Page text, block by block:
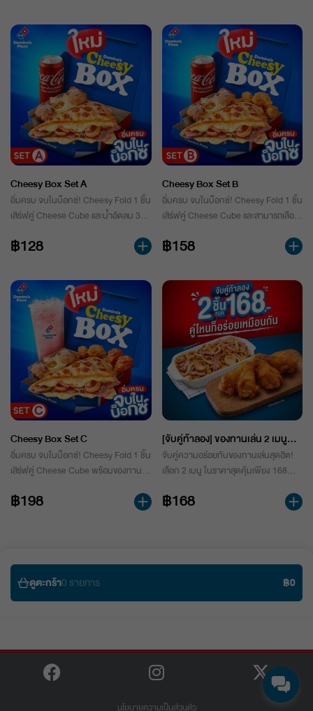
เครื่องดื่มน้ำอัดลม 1 ขวด
และ Cinna Bites พร้อมเครื่องดื่มน้ำ
อัดลมขนาด
Cheesy Box Set A
อิ่มครบ จบในบ็อกซ์! Cheesy Fold 1 ชิ้น
เสิร์ฟคู่ Cheese Cube และน้ำอัดลม 325
กล่องเดียว
฿128
Cheesy Box Set B
อิ่มครบ จบในบ็อกซ์! Cheesy Fold 1 ชิ้น
เสิร์ฟคู่ Cheese Cube และสามารถเลือก
325 ml. 1 กระป๋อง
฿158
Cheesy Box Set C
อิ่มครบ จบในบ็อกซ์! Cheesy Fold 1 ชิ้น
เสิร์ฟคู่ Cheese Cube พร้อมของทาน
น้ำอัดลม 325 ml. หรือ Soda Pop ครบ
฿198
[จับคู่ท้าลอง] ของทานเล่น 2 เมนู
เพียง 168.-
จับคู่ความอร่อยกับของทานเล่นสุดฮิต!
เลือก 2 เมนู ในราคาสุดคุ้มเพียง 168
฿168
ดูตะกร้า0 รายการ ฿0
นโยบายความเป็นส่วนตัว